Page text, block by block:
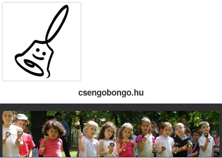
csengobongo.hu